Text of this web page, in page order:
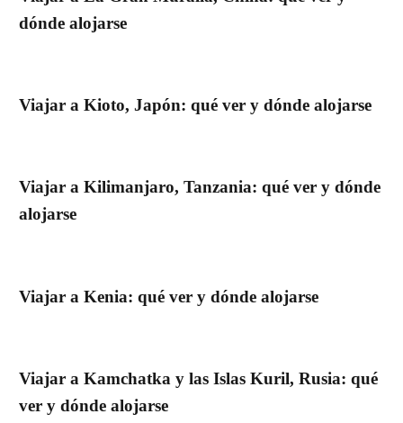
dónde alojarse
Viajar a Kioto, Japón: qué ver y dónde alojarse
Viajar a Kilimanjaro, Tanzania: qué ver y dónde
alojarse
Viajar a Kenia: qué ver y dónde alojarse
Viajar a Kamchatka y las Islas Kuril, Rusia: qué
ver y dónde alojarse